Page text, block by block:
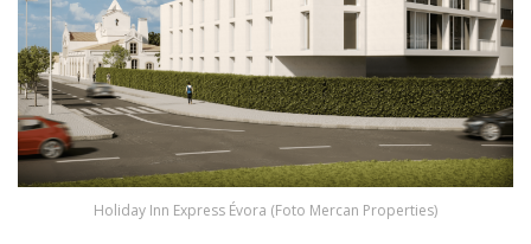
Holiday Inn Express Évora (Foto Mercan Properties)